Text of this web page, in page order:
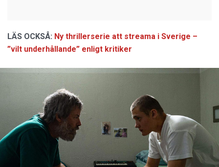
LÄS OCKSÅ: Ny thrillerserie att streama i Sverige –
”vilt underhållande” enligt kritiker